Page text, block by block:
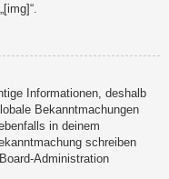
Informationen, deshalb
Bekanntmachungen
in deinem
schreiben
Administration